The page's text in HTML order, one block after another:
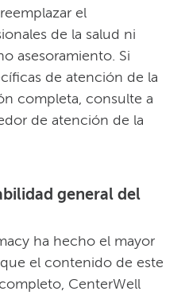
el
de la salud ni
asesoramiento. Si
de atención de la
completa, consulte a
de atención de la
general del
ha hecho el mayor
el contenido de este
CenterWell